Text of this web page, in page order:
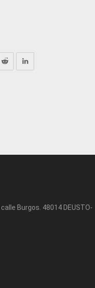
Burgos. 48014 DEUSTO-